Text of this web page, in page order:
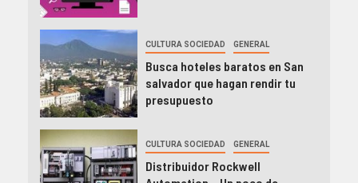
CULTURA SOCIEDAD GENERAL
Busca hoteles baratos en San
salvador que hagan rendir tu
presupuesto
CULTURA SOCIEDAD GENERAL
Distribuidor Rockwell